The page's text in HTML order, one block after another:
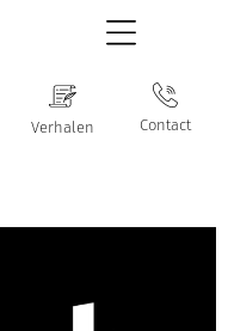
Verhalen Contact